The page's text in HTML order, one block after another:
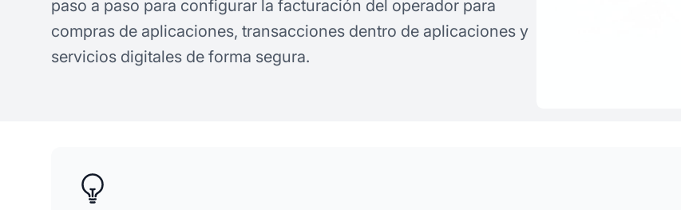
paso a paso para configurar la facturación del operador para
compras de aplicaciones, transacciones dentro de aplicaciones y
servicios digitales de forma segura.